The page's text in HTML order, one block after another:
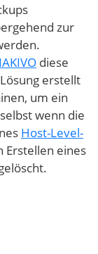
zur
diese
erstellt
um ein
wenn die
Host-Level-
Erstellen eines